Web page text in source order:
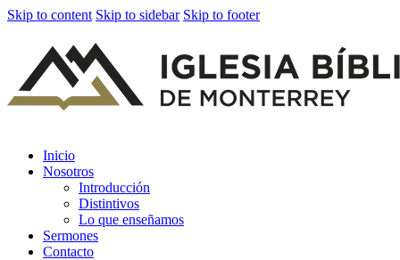
Skip to content Skip to sidebar Skip to footer
Inicio
Nosotros
Introducción
Distintivos
Lo que enseñamos
Sermones
Contacto